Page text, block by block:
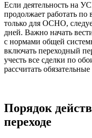
Если деятельность на
продолжает работать по
только для ОСНО,
дней. Важно начать
с нормами общей
включать переходный
учесть все сделки по
рассчитать
Порядок
переходе